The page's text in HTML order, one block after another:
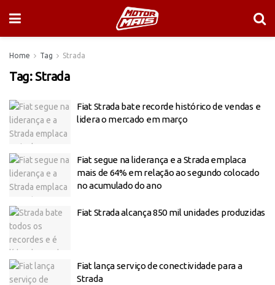
Home Tag Strada
Tag:Strada
Fiat Strada bate recorde histórico de vendas e
lidera o mercado em março
Fiat segue na liderança e a Strada emplaca
mais de 64% em relação ao segundo colocado
no acumulado do ano
Fiat Strada alcança 850 mil unidades produzidas
Fiat lança serviço de conectividade para a
Strada